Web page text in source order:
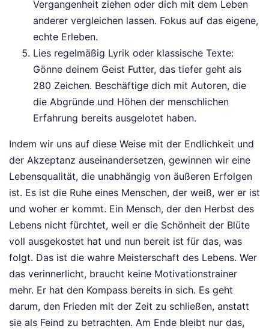
Vergangenheit ziehen oder dich mit dem Leben
anderer vergleichen lassen. Fokus auf das eigene,
echte Erleben.
Lies regelmäßig Lyrik oder klassische Texte:
Gönne deinem Geist Futter, das tiefer geht als
280 Zeichen. Beschäftige dich mit Autoren, die
die Abgründe und Höhen der menschlichen
Erfahrung bereits ausgelotet haben.
Indem wir uns auf diese Weise mit der Endlichkeit und
der Akzeptanz auseinandersetzen, gewinnen wir eine
Lebensqualität, die unabhängig von äußeren Erfolgen
ist. Es ist die Ruhe eines Menschen, der weiß, wer er ist
und woher er kommt. Ein Mensch, der den Herbst des
Lebens nicht fürchtet, weil er die Schönheit der Blüte
voll ausgekostet hat und nun bereit ist für das, was
folgt. Das ist die wahre Meisterschaft des Lebens. Wer
das verinnerlicht, braucht keine Motivationstrainer
mehr. Er hat den Kompass bereits in sich. Es geht
darum, den Frieden mit der Zeit zu schließen, anstatt
sie als Feind zu betrachten. Am Ende bleibt nur das,